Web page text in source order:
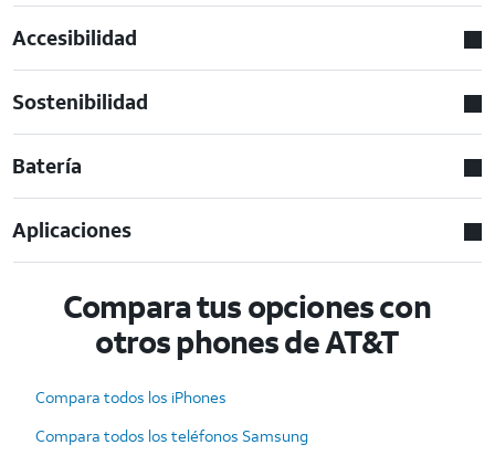
Accesibilidad
Sostenibilidad
Batería
Aplicaciones
Compara tus opciones con
otros phones de AT&T
Compara todos los iPhones
Compara todos los teléfonos Samsung